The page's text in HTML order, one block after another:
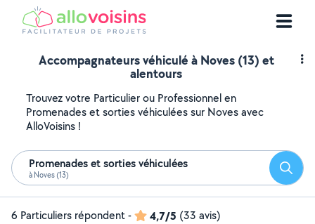
Accompagnateurs véhiculé à Noves (13) et
alentours
Trouvez votre Particulier ou Professionnel en
Promenades et sorties véhiculées sur Noves avec
AlloVoisins !
Promenades et sorties véhiculées
à Noves (13)
6 Particuliers répondent- 4,7/5 (33 avis)